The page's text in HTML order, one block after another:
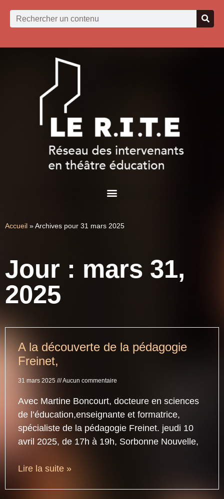
Accueil »Archives pour 31 mars 2025
Jour : mars 31,
2025
A la découverte de la pédagogie
Freinet,
31 mars 2025 Aucun commentaire
Avec Martine Boncourt, docteure en sciences
de l’éducation,enseignante et formatrice,
spécialiste de la pédagogie Freinet. jeudi 10
avril 2025, de 17h à 19h, Sorbonne Nouvelle,
Lire la suite »